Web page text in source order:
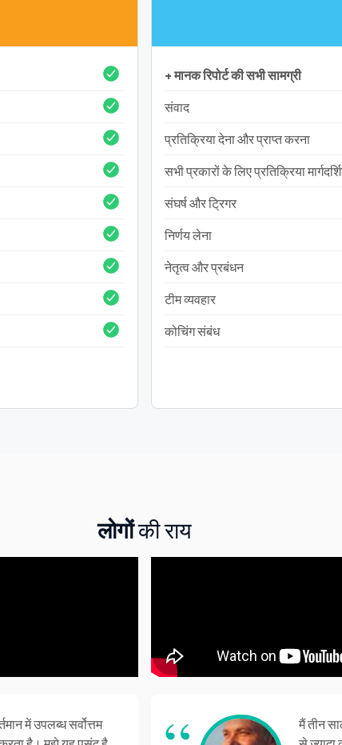
+ मानक रिपोर्ट की सभी सामग्री
संवाद
प्रतिक्रिया देना और प्राप्त करना
सभी प्रकारों के लिए प्रतिक्रिया
संघर्ष और ट्रिगर
निर्णय लेना
नेतृत्व और प्रबंधन
टीम व्यवहार
कोचिंग संबंध
लोगोंकी राय
में उपलब्ध सर्वोत्तम
मैं तीन